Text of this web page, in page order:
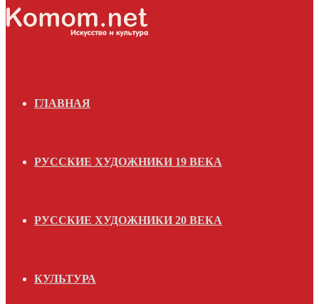
ГЛАВНАЯ
РУССКИЕ ХУДОЖНИКИ 19 ВЕКА
РУССКИЕ ХУДОЖНИКИ 20 ВЕКА
КУЛЬТУРА